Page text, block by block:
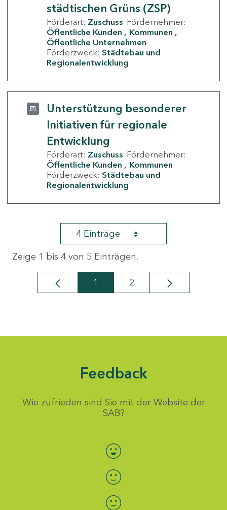
städtischen Grüns (ZSP)
Förderart: Zuschuss Fördernehmer:
Öffentliche Kunden
Kommunen
Öffentliche Unternehmen
Förderzweck: Städtebau und
Regionalentwicklung
Unterstützung besonderer
Initiativen für regionale
Entwicklung
Förderart: Zuschuss Fördernehmer:
Öffentliche Kunden
Kommunen
Förderzweck: Städtebau und
Regionalentwicklung
4 Einträge
Zeige 1 bis 4 von 5 Einträgen.
Seite
1 Seite
2
Feedback
Wie zufrieden sind Sie mit der Website der
SAB?
Bewertung auswählen